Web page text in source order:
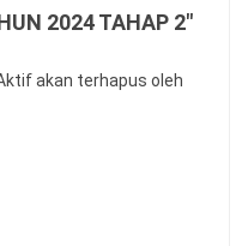
SSO BKN
BINTARA POLRI
2024 TAHAP 2"
akan terhapus oleh